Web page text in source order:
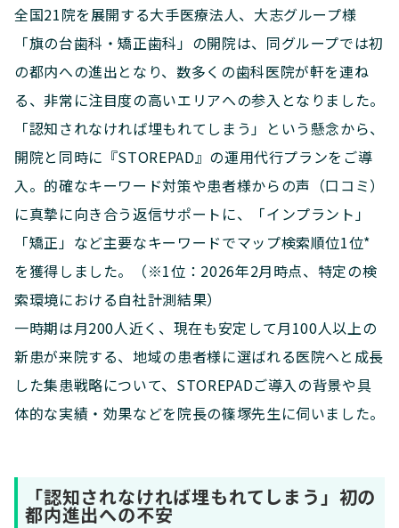
全国21院を展開する大手医療法人、大志グループ様
「旗の台歯科・矯正歯科」の開院は、同グループでは初
の都内への進出となり、数多くの歯科医院が軒を連ね
る、非常に注目度の高いエリアへの参入となりました。
「認知されなければ埋もれてしまう」という懸念から、
開院と同時に『STOREPAD』の運用代行プランをご導
入。的確なキーワード対策や患者様からの声（口コミ）
に真摯に向き合う返信サポートに、「インプラント」
「矯正」など主要なキーワードでマップ検索順位1位*
を獲得しました。（※1位：2026年2月時点、特定の検
索環境における自社計測結果）
一時期は月200人近く、現在も安定して月100人以上の
新患が来院する、地域の患者様に選ばれる医院へと成長
した集患戦略について、STOREPADご導入の背景や具
体的な実績・効果などを院長の篠塚先生に伺いました。
「認知されなければ埋もれてしまう」初の
都内進出への不安